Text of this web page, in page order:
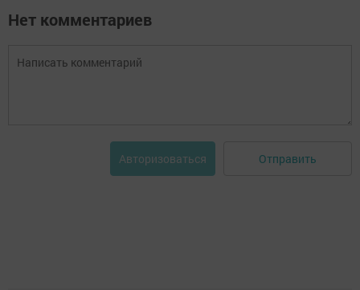
Нет комментариев
Авторизоваться Отправить